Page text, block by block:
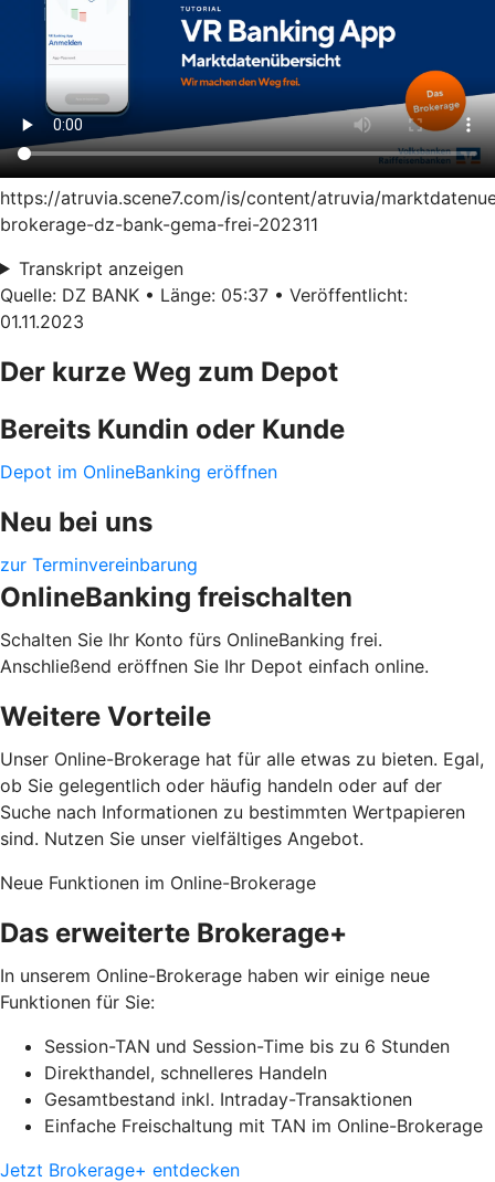
https://atruvia.scene7.com/is/content/atruvia/
brokerage-dz-bank-gema-frei-202311
Transkript anzeigen
Quelle: DZ BANK • Länge: 05:37 • Veröffentlicht:
01.11.2023
Der kurze Weg zum Depot
Bereits Kundin oder Kunde
Depot im OnlineBanking eröffnen
Neu bei uns
zur Terminvereinbarung
OnlineBanking freischalten
Schalten Sie Ihr Konto fürs OnlineBanking frei.
Anschließend eröffnen Sie Ihr Depot einfach online.
Weitere Vorteile
Unser Online-Brokerage hat für alle etwas zu bieten. Egal,
ob Sie gelegentlich oder häufig handeln oder auf der
Suche nach Informationen zu bestimmten Wertpapieren
sind. Nutzen Sie unser vielfältiges Angebot.
Neue Funktionen im Online-Brokerage
Das erweiterte Brokerage+
In unserem Online-Brokerage haben wir einige neue
Funktionen für Sie:
Session-TAN und Session-Time bis zu 6 Stunden
Direkthandel, schnelleres Handeln
Gesamtbestand inkl. Intraday-Transaktionen
Einfache Freischaltung mit TAN im Online-Brokerage
Jetzt Brokerage+ entdecken